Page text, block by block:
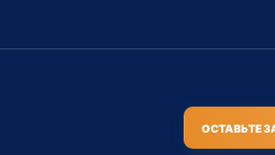
ОСТАВЬТЕ